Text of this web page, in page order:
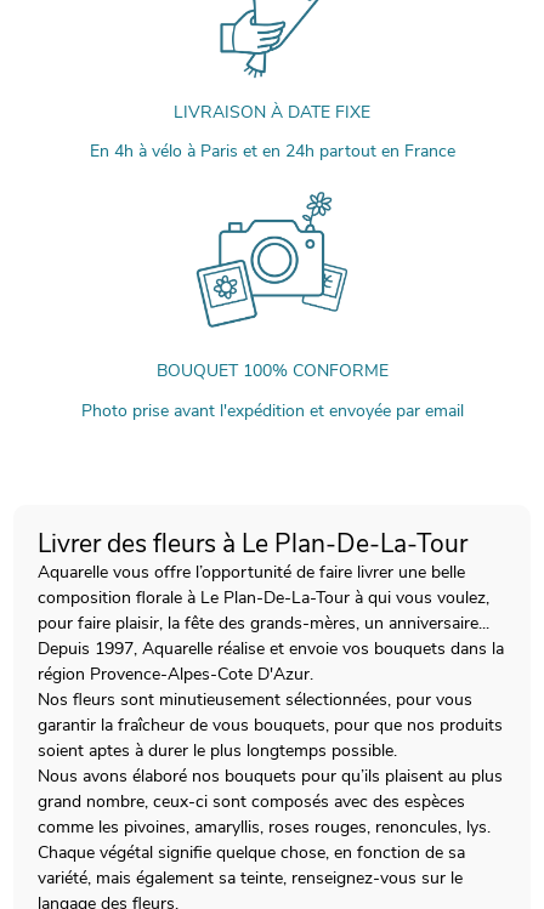
LIVRAISON À DATE FIXE
En 4h à vélo à Paris et en 24h partout en France
BOUQUET 100% CONFORME
Photo prise avant l'expédition et envoyée par email
Livrer des fleurs à Le Plan-De-La-Tour
Aquarelle vous offre l’opportunité de faire livrer une belle
composition florale à Le Plan-De-La-Tour à qui vous voulez,
pour faire plaisir, la fête des grands-mères, un anniversaire...
Depuis 1997, Aquarelle réalise et envoie vos bouquets dans la
région Provence-Alpes-Cote D'Azur.
Nos fleurs sont minutieusement sélectionnées, pour vous
garantir la fraîcheur de vous bouquets, pour que nos produits
soient aptes à durer le plus longtemps possible.
Nous avons élaboré nos bouquets pour qu’ils plaisent au plus
grand nombre, ceux-ci sont composés avec des espèces
comme les pivoines, amaryllis, roses rouges, renoncules, lys.
Chaque végétal signifie quelque chose, en fonction de sa
variété, mais également sa teinte, renseignez-vous sur le
langage des fleurs.